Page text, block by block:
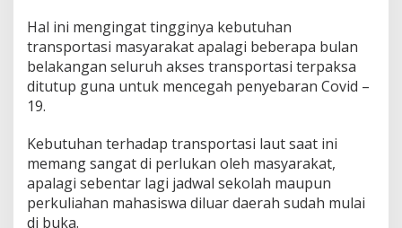
a
B
a
h
o
d
a
r
Hal ini mengingat tingginya kebutuhan
transportasi masyarakat apalagi beberapa bulan
belakangan seluruh akses transportasi terpaksa
ditutup guna untuk mencegah penyebaran Covid –
19.
Kebutuhan terhadap transportasi laut saat ini
memang sangat di perlukan oleh masyarakat,
apalagi sebentar lagi jadwal sekolah maupun
perkuliahan mahasiswa diluar daerah sudah mulai
di buka.